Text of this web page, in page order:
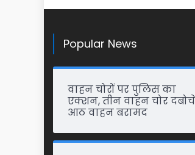
Popular News
वाहन चोरों पर पुलिस का
एक्शन, तीन वाहन चोर
आठ वाहन बरामद